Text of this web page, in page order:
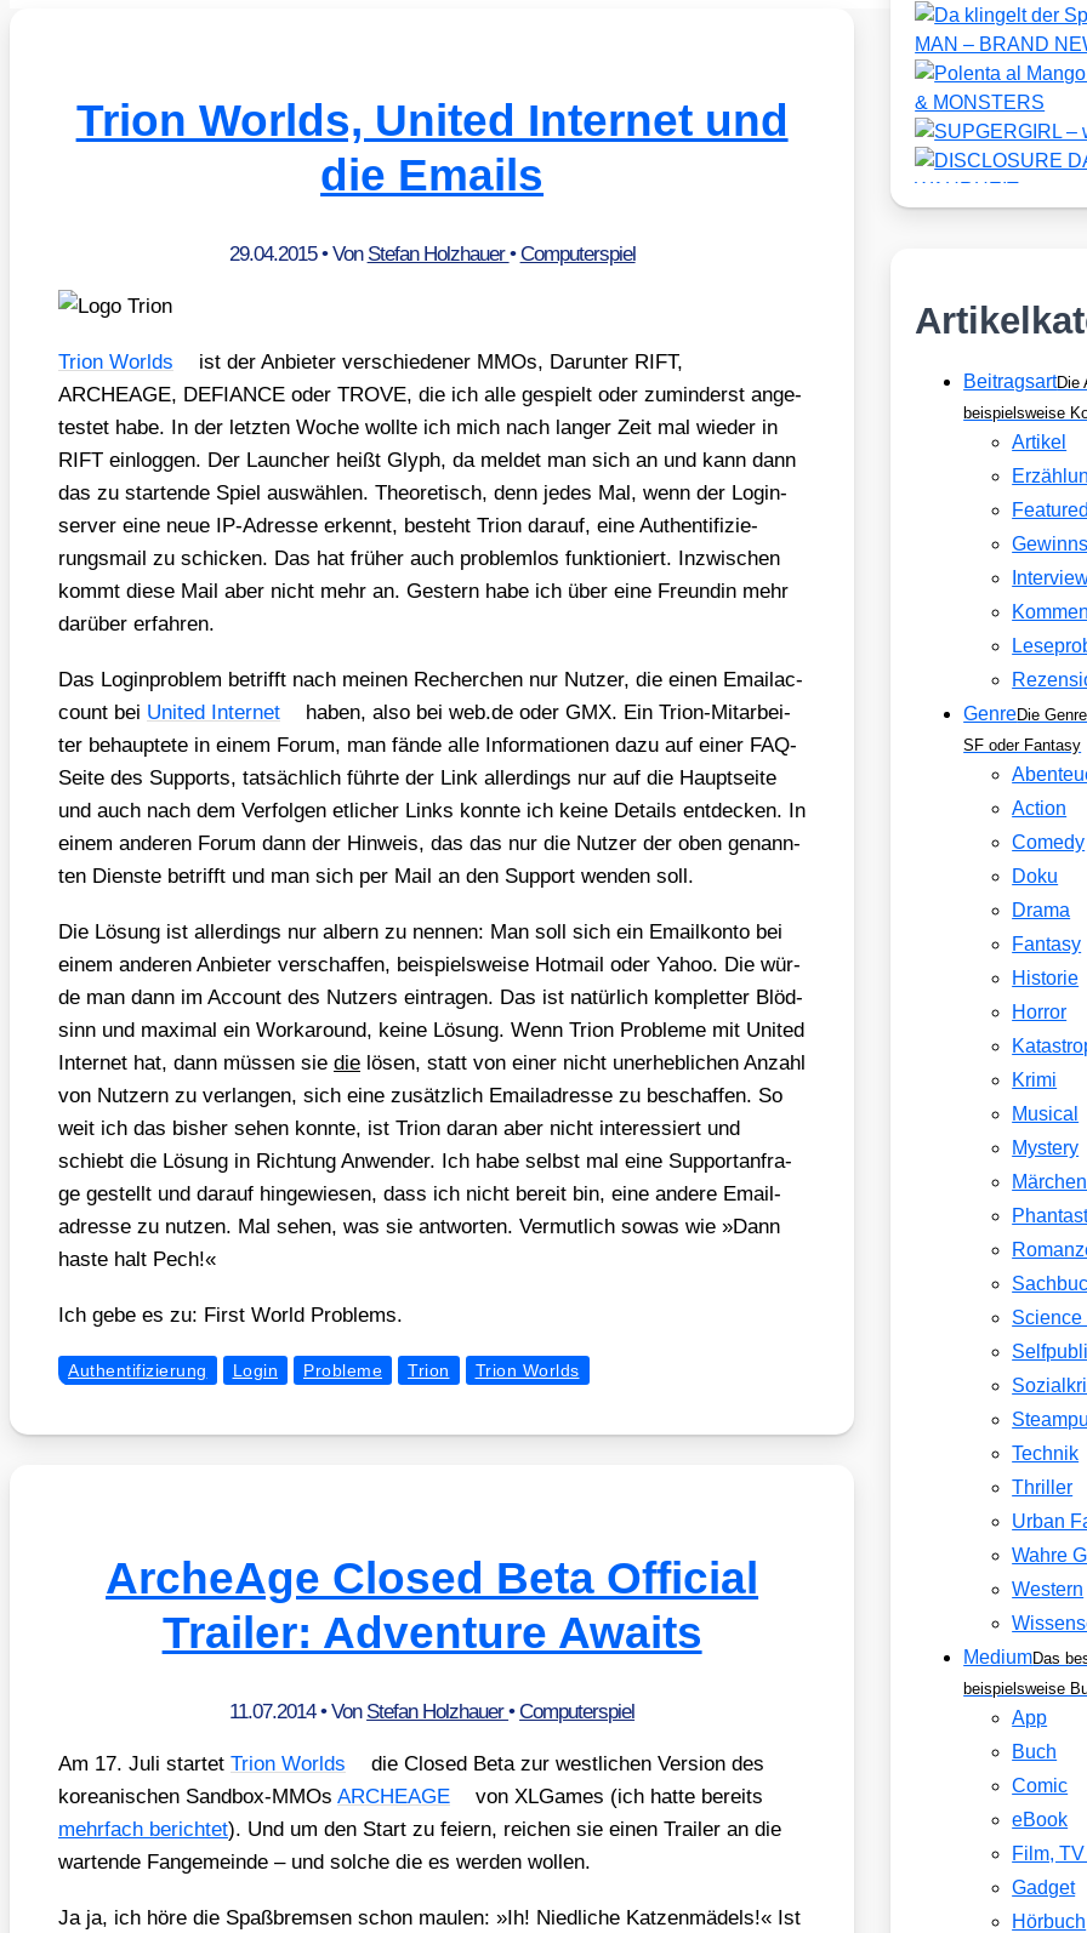
Trion Worlds, United Internet und
die Emails
29.04.2015• Von Stefan Holzhauer•Computerspiel
Tri­on Worlds
ist der Anbie­ter ver­schie­de­ner MMOs, Dar­un­ter RIFT,
ARCHEAGE, DEFIANCE oder TROVE, die ich alle gespielt oder zumin­derst ange­
tes­tet habe. In der letz­ten Woche woll­te ich mich nach lan­ger Zeit mal wie­der in
RIFT ein­log­gen. Der Laun­cher heißt Glyph, da mel­det man sich an und kann dann
das zu star­ten­de Spiel aus­wäh­len. Theo­re­tisch, denn jedes Mal, wenn der Log­in­
ser­ver eine neue IP-Adres­se erkennt, besteht Tri­on dar­auf, eine Authen­ti­fi­zie­
rungs­mail zu schi­cken. Das hat frü­her auch pro­blem­los funk­tio­niert. Inzwi­schen
kommt die­se Mail aber nicht mehr an. Ges­tern habe ich über eine Freun­din mehr
dar­über erfah­ren.
Das Log­in­pro­blem betrifft nach mei­nen Recher­chen nur Nut­zer, die einen Email­ac­
count bei United Inter­net
haben, also bei web​.de oder GMX. Ein Tri­on-Mit­ar­bei­
ter behaup­te­te in einem Forum, man fän­de alle Infor­ma­tio­nen dazu auf einer FAQ-
Sei­te des Sup­ports, tat­säch­lich führ­te der Link aller­dings nur auf die Haupt­sei­te
und auch nach dem Ver­fol­gen etli­cher Links konn­te ich kei­ne Details ent­de­cken. In
einem ande­ren Forum dann der Hin­weis, das das nur die Nut­zer der oben genann­
ten Diens­te betrifft und man sich per Mail an den Sup­port wen­den soll.
Die Lösung ist aller­dings nur albern zu nen­nen: Man soll sich ein Email­kon­to bei
einem ande­ren Anbie­ter ver­schaf­fen, bei­spiels­wei­se Hot­mail oder Yahoo. Die wür­
de man dann im Account des Nut­zers ein­tra­gen. Das ist natür­lich kom­plet­ter Blöd­
sinn und maxi­mal ein Work­around, kei­ne Lösung. Wenn Tri­on Pro­ble­me mit United
Inter­net hat, dann müs­sen sie die lösen, statt von einer nicht uner­heb­li­chen Anzahl
von Nut­zern zu ver­lan­gen, sich eine zusätz­lich Email­adres­se zu beschaf­fen. So
weit ich das bis­her sehen konn­te, ist Tri­on dar­an aber nicht inter­es­siert und
schiebt die Lösung in Rich­tung Anwen­der. Ich habe selbst mal eine Sup­port­an­fra­
ge gestellt und dar­auf hin­ge­wie­sen, dass ich nicht bereit bin, eine ande­re Email­
adres­se zu nut­zen. Mal sehen, was sie ant­wor­ten. Ver­mut­lich sowas wie »Dann
has­te halt Pech!«
Ich gebe es zu: First World Pro­blems.
Authentifizierung Login Probleme Trion Trion Worlds
ArcheAge Closed Beta Official
Trailer: Adventure Awaits
11.07.2014• Von Stefan Holzhauer•Computerspiel
Am 17. Juli star­tet Tri­on Worlds
die Clo­sed Beta zur west­li­chen Ver­si­on des
korea­ni­schen Sand­box-MMOs ARCHEAGE
von XLGa­mes (ich hat­te bereits
mehr­fach berich­tet). Und um den Start zu fei­ern, rei­chen sie einen Trai­ler an die
war­ten­de Fan­ge­mein­de – und sol­che die es wer­den wol­len.
Ja ja, ich höre die Spaß­brem­sen schon mau­len: »Ih! Nied­li­che Kat­zen­mä­dels!« Ist
BeitragsartDie
beispielsweise
Artikel
GenreDie
SF oder Fantasy
Action
Comedy
Doku
Drama
Fantasy
Historie
Horror
Krimi
Musical
Mystery
Märchen
Science
Technik
Thriller
Urban
Wahre
Western
MediumDas
beispielsweise
App
Buch
Comic
eBook
Film,
Gadget
Hörbuch